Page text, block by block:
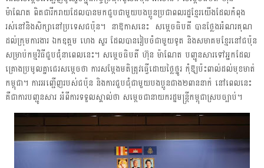
ម៉ាណែត ពិតជារីករាយដែលបានមកជួបជាមួយបងប្អូនប្រជាពលរដ្ឋខ្មែរយើងដែលកំពុង
រស់នៅនិងសិក្សានៅប្រទេសជប៉ុន។ នាឱកាសនេះ សម្តេចធិបតី បានថ្លែងអំណរគុណ
ដល់ក្រុមការងារ ឯកឧត្តម ហេង សួរ ដែលបានរៀបចំជាមួយទូត និងសមាគមខ្មែរនៅជប៉ុន
សម្រាប់កម្មវិធីជួបជុំនាពេលនេះ។ សម្តេចធិបតី ហ៊ុន ម៉ាណែត បញ្ជូនសារទៅអ្នកដែល
គ្រោងប្រមូលគ្នាជេរសម្តេចថា ការសម្តែងមតិត្រូវធ្វើដោយថ្លៃថ្នូរ កុំឱ្យប៉ះពាល់ដល់មុខមាត់
កម្ពុជា។ ការអញ្ជើញរបស់ជប៉ុន និងការជួបជុំជាមួយបងប្អូនជាង២ពាននាក់ នៅពេលនេះ
គឺជាការបញ្ជូនសារ អំពីការទទួលស្គាល់ថា សម្តេចជានាយករដ្ឋមន្រ្តីកម្ពុជាស្របច្បាប់។